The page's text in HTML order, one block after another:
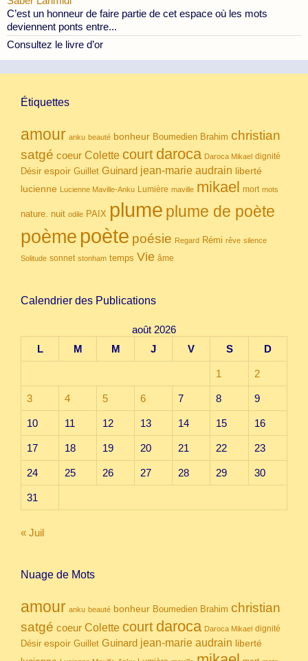
C’est un honneur de faire partie de cet espace où les mots
deviennent ponts entre...
Consultez le livre d’or
Étiquettes
amour anku beauté bonheur Boumedien Brahim christian
satgé coeur Colette court daroca Daroca Mikael dignité
Désir espoir Guillet Guinard jean-marie audrain liberté
lucienne Lucienne Maville-Anku Lumière maville mikael mort mots
nature. nuit odile PAIX plume plume de poète
poème poète poésie Regard Rémi rêve silence
Solitude sonnet stonham temps Vie âme
Calendrier des Publications
août 2026
L
M M J V S D
1 2
3 4 5 6 7 8 9
10 11 12 13 14 15 16
17 18 19 20 21 22 23
24 25 26 27 28 29 30
31
« Juil
Nuage de Mots
amour anku beauté bonheur Boumedien Brahim christian
satgé coeur Colette court daroca Daroca Mikael dignité
Désir espoir Guillet Guinard jean-marie audrain liberté